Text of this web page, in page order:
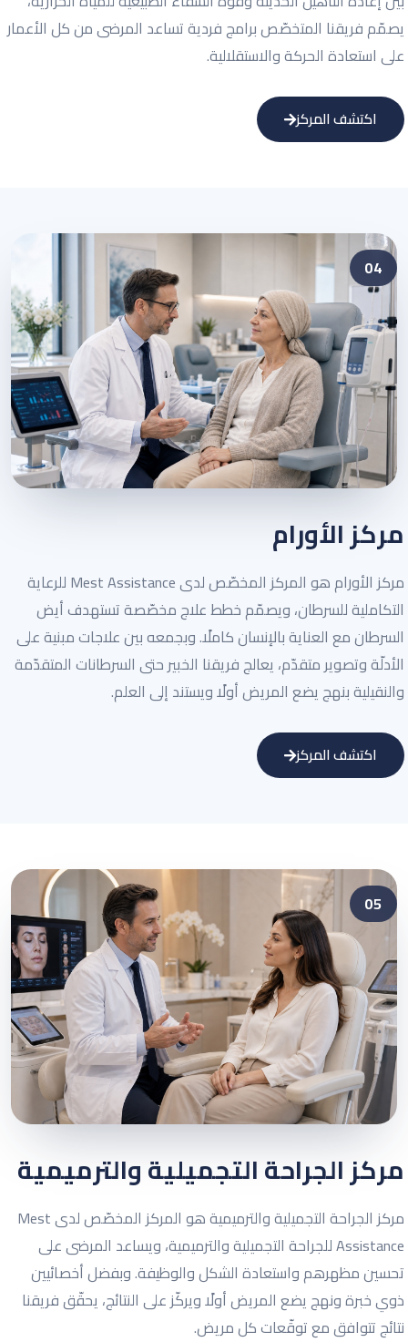
يصمّم فريقنا المتخصّص برامج فردية تساعد المرضى من كل الأعمار
على استعادة الحركة والاستقلالية.
اكتشف المركز
04
مركز الأورام
مركز الأورام هو المركز المخصّص لدى Mest Assistance للرعاية
التكاملية للسرطان، ويصمّم خطط علاج مخصّصة تستهدف أيض
السرطان مع العناية بالإنسان كاملًا. وبجمعه بين علاجات مبنية على
الأدلّة وتصوير متقدّم، يعالج فريقنا الخبير حتى السرطانات المتقدّمة
والنقيلية بنهج يضع المريض أولًا ويستند إلى العلم.
اكتشف المركز
05
مركز الجراحة التجميلية والترميمية
مركز الجراحة التجميلية والترميمية هو المركز المخصّص لدى Mest
Assistance للجراحة التجميلية والترميمية، ويساعد المرضى على
تحسين مظهرهم واستعادة الشكل والوظيفة. وبفضل أخصائيين
ذوي خبرة ونهج يضع المريض أولًا ويركّز على النتائج، يحقّق فريقنا
نتائج تتوافق مع توقّعات كل مريض.